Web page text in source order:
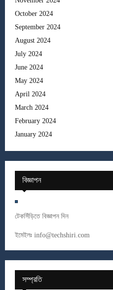
October 2024
September 2024
August 2024
July 2024
June 2024
May 2024
April 2024
March 2024
February 2024
January 2024
বিজ্ঞাপন
টেকসিঁড়িতে বিজ্ঞাপন দিন
ইমেইলঃ info@techshiri.com
সম্প্রতি